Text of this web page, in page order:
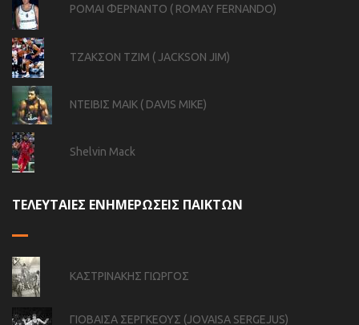
ΡΟΜΑΙ ΦΕΡΝΑΝΤΟ ( ROMAY FERNANDO)
ΤΖΑΚΣΟΝ ΤΖΙΜ ( JACKSON JIM)
ΝΤΕΙΒΙΣ ΜΑΙΚ ( DAVIS MIKE)
Shelvin Mack
ΤΕΛΕΥΤΑΙΕΣ ΕΝΗΜΕΡΩΣΕΙΣ ΠΑΙΚΤΩΝ
ΚΑΣΤΡΙΝΑΚΗΣ ΓΙΩΡΓΟΣ
ΓΙΟΒΑΙΣΑ ΣΕΡΓΚΕΟΥΣ (JOVAISA SERGEJUS)